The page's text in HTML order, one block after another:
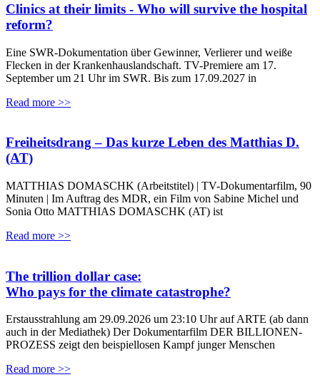
Clinics at their limits - Who will survive the hospital
reform?
Eine SWR-Dokumentation über Gewinner, Verlierer und weiße
Flecken in der Krankenhauslandschaft. TV-Premiere am 17.
September um 21 Uhr im SWR. Bis zum 17.09.2027 in
Read more >>
Freiheitsdrang – Das kurze Leben des Matthias D.
(AT)
MATTHIAS DOMASCHK (Arbeitstitel) | TV-Dokumentarfilm, 90
Minuten | Im Auftrag des MDR, ein Film von Sabine Michel und
Sonia Otto MATTHIAS DOMASCHK (AT) ist
Read more >>
The trillion dollar case:
Who pays for the climate catastrophe?
Erstausstrahlung am 29.09.2026 um 23:10 Uhr auf ARTE (ab dann
auch in der Mediathek) Der Dokumentarfilm DER BILLIONEN-
PROZESS zeigt den beispiellosen Kampf junger Menschen
Read more >>